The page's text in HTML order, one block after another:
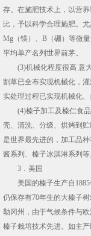
存。在施肥技术上，以营
比，予以科学合理施肥。
Mg（镁）、B（硼）等微
平均单产名列世界前茅。
(3)机械化程度很高 意大
割草已全布实现机械化，
实处理过程已实现机械化、
(4)榛子加工及榛仁食品
壳、清洗、分级、烘烤到
是世界最先进的，加工品
酱系列、榛子冰淇淋系列
3．美国
美国的榛子生产自1885
仍保存有70年生的大榛子
勒冈州，由于气候条件与
榛子栽培技术先进。如主